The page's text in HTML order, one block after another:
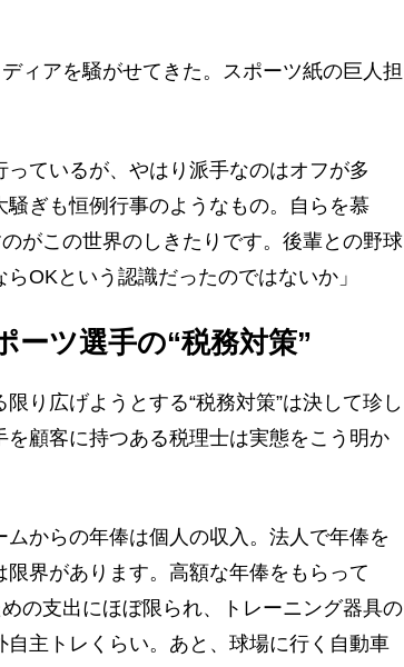
ィアを騒がせてきた。スポーツ紙の巨人担
っているが、やはり派手なのはオフが多
ぎも恒例行事のようなもの。自らを慕
がこの世界のしきたりです。後輩との野球
OKという認識だったのではないか」
ーツ選手の“税務対策”
り広げようとする“税務対策”は決して珍し
顧客に持つある税理士は実態をこう明か
ムからの年俸は個人の収入。法人で年俸を
界があります。高額な年俸をもらって
の支出にほぼ限られ、トレーニング器具の
主トレくらい。あと、球場に行く自動車